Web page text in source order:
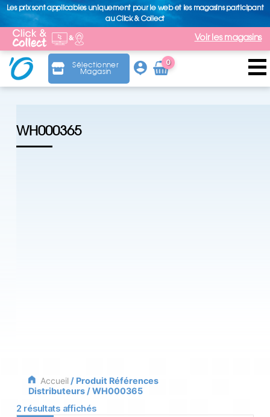
Les prix sont applicables uniquement pour le web et les magasins participant
au Click & Collect
Voir les magasins
Sélectionner
Magasin
0
Arti
cle
WH000365
Accueil/ Produit Références
Distributeurs / WH000365
2 résultats affichés